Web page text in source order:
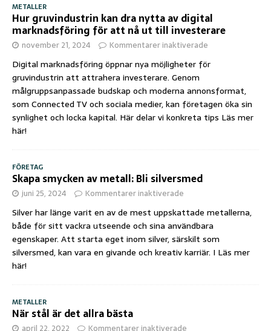
METALLER
Hur gruvindustrin kan dra nytta av digital
marknadsföring för att nå ut till investerare
november 21, 2024 Kommentarer inaktiverade
Digital marknadsföring öppnar nya möjligheter för
gruvindustrin att attrahera investerare. Genom
målgruppsanpassade budskap och moderna annonsformat,
som Connected TV och sociala medier, kan företagen öka sin
synlighet och locka kapital. Här delar vi konkreta tips Läs mer
här!
FÖRETAG
Skapa smycken av metall: Bli silversmed
juni 25, 2024 Kommentarer inaktiverade
Silver har länge varit en av de mest uppskattade metallerna,
både för sitt vackra utseende och sina användbara
egenskaper. Att starta eget inom silver, särskilt som
silversmed, kan vara en givande och kreativ karriär. I Läs mer
här!
METALLER
När stål är det allra bästa
april 22, 2022 Kommentarer inaktiverade